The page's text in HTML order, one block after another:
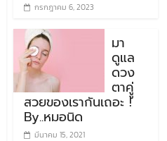
กรกฎาคม 6, 2023
มา
ดูแล
ดวง
ตาคูู่
สวยของเรากันเถอะ !
By..หมอนิด
มีนาคม 15, 2021